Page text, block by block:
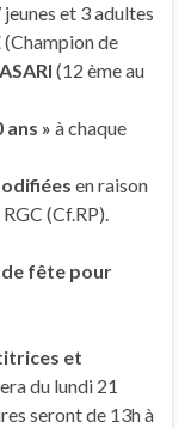
et 3 adultes
(Champion de
(12 ème au
ans » à chaque
en raison
(Cf.RP).
de fête pour
et
du lundi 21
seront de 13h à